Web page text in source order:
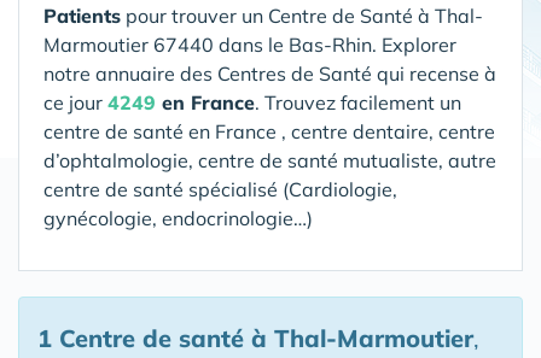
Patients pour trouver un Centre de Santé à Thal-
Marmoutier 67440 dans le Bas-Rhin. Explorer
notre annuaire des Centres de Santé qui recense à
ce jour 4249 en France. Trouvez facilement un
centre de santé en France , centre dentaire, centre
d’ophtalmologie, centre de santé mutualiste, autre
centre de santé spécialisé (Cardiologie,
gynécologie, endocrinologie…)
1 Centre de santé à Thal-Marmoutier,